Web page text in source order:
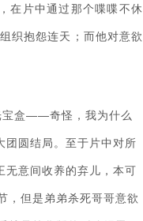
在片中通过那个喋喋不休
织抱怨连天；而他对意欲
宝盒——奇怪，我为什么
圆结局。至于片中对所
无意间收养的弃儿，本可
，但是弟弟杀死哥哥意欲